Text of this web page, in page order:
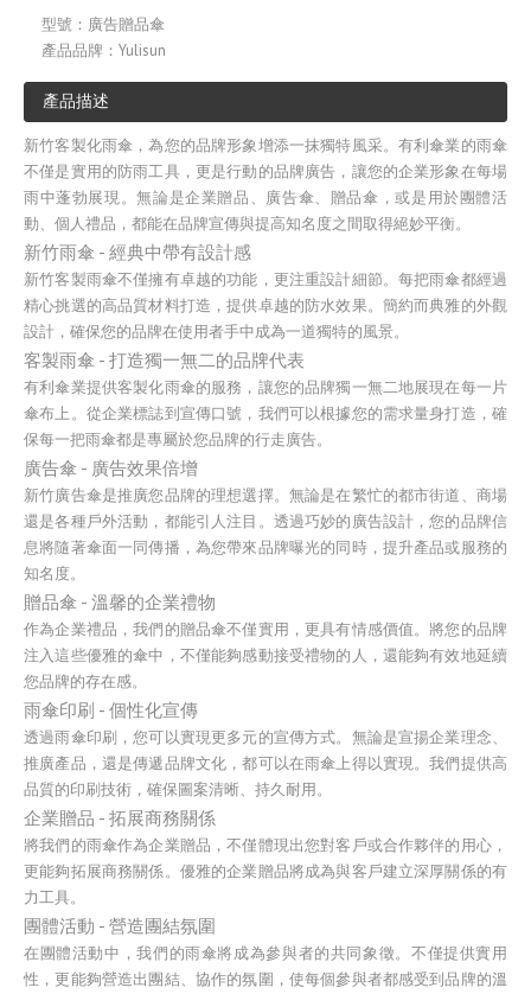
型號： 廣告贈品傘
產品品牌： Yulisun
產品描述
新竹客製化雨傘，為您的品牌形象增添一抹獨特風采。有利傘業的雨傘
不僅是實用的防雨工具，更是行動的品牌廣告，讓您的企業形象在每場
雨中蓬勃展現。無論是企業贈品、廣告傘、贈品傘，或是用於團體活
動、個人禮品，都能在品牌宣傳與提高知名度之間取得絕妙平衡。
新竹雨傘 - 經典中帶有設計感
新竹客製雨傘不僅擁有卓越的功能，更注重設計細節。每把雨傘都經過
精心挑選的高品質材料打造，提供卓越的防水效果。簡約而典雅的外觀
設計，確保您的品牌在使用者手中成為一道獨特的風景。
客製雨傘 - 打造獨一無二的品牌代表
有利傘業提供客製化雨傘的服務，讓您的品牌獨一無二地展現在每一片
傘布上。從企業標誌到宣傳口號，我們可以根據您的需求量身打造，確
保每一把雨傘都是專屬於您品牌的行走廣告。
廣告傘 - 廣告效果倍增
新竹廣告傘是推廣您品牌的理想選擇。無論是在繁忙的都市街道、商場
還是各種戶外活動，都能引人注目。透過巧妙的廣告設計，您的品牌信
息將隨著傘面一同傳播，為您帶來品牌曝光的同時，提升產品或服務的
知名度。
贈品傘 - 溫馨的企業禮物
作為企業禮品，我們的贈品傘不僅實用，更具有情感價值。將您的品牌
注入這些優雅的傘中，不僅能夠感動接受禮物的人，還能夠有效地延續
您品牌的存在感。
雨傘印刷 - 個性化宣傳
透過雨傘印刷，您可以實現更多元的宣傳方式。無論是宣揚企業理念、
推廣產品，還是傳遞品牌文化，都可以在雨傘上得以實現。我們提供高
品質的印刷技術，確保圖案清晰、持久耐用。
企業贈品 - 拓展商務關係
將我們的雨傘作為企業贈品，不僅體現出您對客戶或合作夥伴的用心，
更能夠拓展商務關係。優雅的企業贈品將成為與客戶建立深厚關係的有
力工具。
團體活動 - 營造團結氛圍
在團體活動中，我們的雨傘將成為參與者的共同象徵。不僅提供實用
性，更能夠營造出團結、協作的氛圍，使每個參與者都感受到品牌的溫